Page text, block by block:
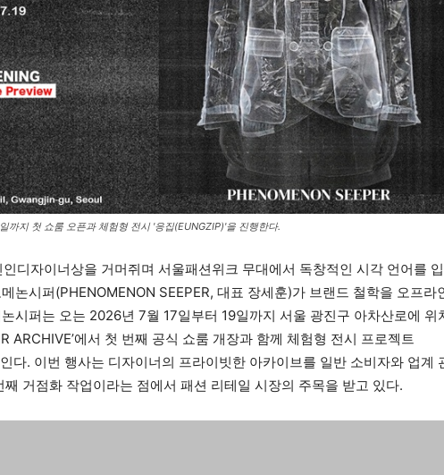
까지 첫 쇼룸 오픈과 체험형 전시 '응집(EUNGZIP)'을 진행한다.
디자이너상을 거머쥐며 서울패션위크 무대에서 독창적인 시각 언어를
논시퍼(PHENOMENON SEEPER, 대표 장세훈)가 브랜드 철학을 오프라
시퍼는 오는 2026년 7월 17일부터 19일까지 서울 광진구 아차산로에 위
ARCHIVE’에서 첫 번째 공식 쇼룸 개장과 함께 체험형 전시 프로젝트
인다. 이번 행사는 디자이너의 프라이빗한 아카이브를 일반 소비자와 업계
거점화 작업이라는 점에서 패션 리테일 시장의 주목을 받고 있다.